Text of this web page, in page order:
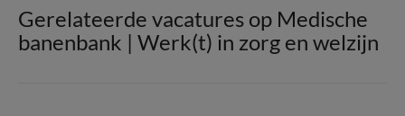
Gerelateerde vacatures op Medische
banenbank | Werk(t) in zorg en welzijn